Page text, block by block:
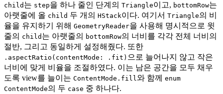
child 는 step을 하나 줄인 단계의 Triangle이고, bottomRow는
아랫줄에 올 child 두 개의 HStack이다. 여기서 Triangle의 비
율을 유지하기 위해 GeometryReader을 사용해 명시적으로 윗
줄의 child 는 아랫줄의 bottomRow의 너비를 각각 전체 너비의
절반, 그리고 동일하게 설정해줬다. 또한
.aspectRatio(contentMode: .fit) 으로 늘어나지 않고 작은
너비에 맞게 비율을 조절하였다. 이는 남은 공간을 모두 채우
도록 view를 늘이는 ContentMode.fill와 함께 enum
ContentMode의 두 case 중 하나다.